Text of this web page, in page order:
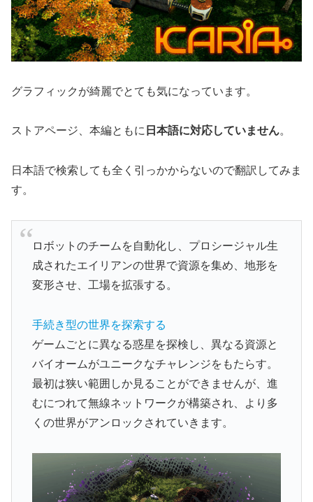
グラフィックが綺麗でとても気になっています。
ストアページ、本編ともに 日本語に対応していません。
日本語で検索しても全く引っかからないので翻訳してみま
す。
ロボットのチームを自動化し、プロシージャル生
成されたエイリアンの世界で資源を集め、地形を
変形させ、工場を拡張する。
手続き型の世界を探索する
ゲームごとに異なる惑星を探検し、異なる資源と
バイオームがユニークなチャレンジをもたらす。
最初は狭い範囲しか見ることができませんが、進
むにつれて無線ネットワークが構築され、より多
くの世界がアンロックされていきます。